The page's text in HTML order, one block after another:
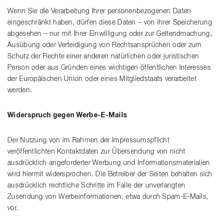
Wenn Sie die Verarbeitung Ihrer personenbezogenen Daten
eingeschränkt haben, dürfen diese Daten – von ihrer Speicherung
abgesehen – nur mit Ihrer Einwilligung oder zur Geltendmachung,
Ausübung oder Verteidigung von Rechtsansprüchen oder zum
Schutz der Rechte einer anderen natürlichen oder juristischen
Person oder aus Gründen eines wichtigen öffentlichen Interesses
der Europäischen Union oder eines Mitgliedstaats verarbeitet
werden.
Widerspruch gegen Werbe-E-Mails
Der Nutzung von im Rahmen der Impressumspflicht
veröffentlichten Kontaktdaten zur Übersendung von nicht
ausdrücklich angeforderter Werbung und Informationsmaterialien
wird hiermit widersprochen. Die Betreiber der Seiten behalten sich
ausdrücklich rechtliche Schritte im Falle der unverlangten
Zusendung von Werbeinformationen, etwa durch Spam-E-Mails,
vor.